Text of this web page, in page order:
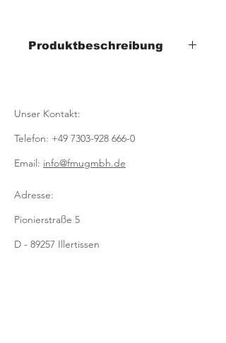
Produktbeschreibung
Unser Kontakt:
Telefon: +49 7303-928 666-0
Email: info@fmugmbh.de
Adresse:
Pionierstraße 5
D - 89257 Illertissen